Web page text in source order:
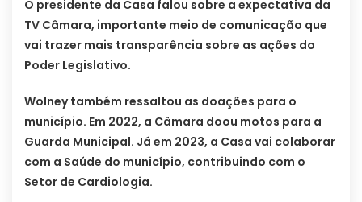
O presidente da Casa falou sobre a expectativa da
TV Câmara, importante meio de comunicação que
vai trazer mais transparência sobre as ações do
Poder Legislativo.
Wolney também ressaltou as doações para o
município. Em 2022, a Câmara doou motos para a
Guarda Municipal. Já em 2023, a Casa vai colaborar
com a Saúde do município, contribuindo com o
Setor de Cardiologia.